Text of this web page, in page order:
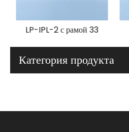
LP-IPL-2 с рамой 33
Категория продукта